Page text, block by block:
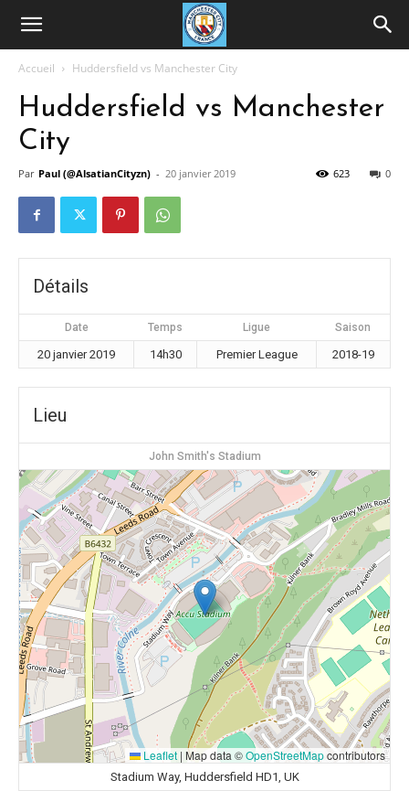
Accueil Huddersfield vs Manchester City
Huddersfield vs Manchester
City
Par Paul (@AlsatianCityzn) - 20 janvier 2019 0
623
Détails
Date Temps Ligue Saison
20 janvier 2019 14h30 Premier League 2018-19
Lieu
John Smith's Stadium
Leaflet | Map data ©OpenStreetMapcontributors
Stadium Way, Huddersfield HD1, UK